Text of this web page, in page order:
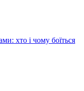
хто і чому боїться